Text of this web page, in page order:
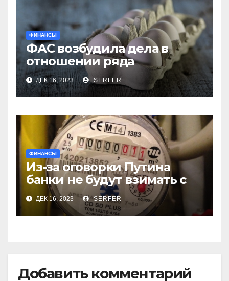
ФИНАНСЫ
ФАС возбудила дела в
отношении ряда
региональных
производителей куриных
яиц
ДЕК 16, 2023 SERFER
ФИНАНСЫ
Из-за оговорки Путина
банки не будут взимать с
пенсионеров
комиссионные за ЖКХ
ДЕК 16, 2023 SERFER
Добавить комментарий